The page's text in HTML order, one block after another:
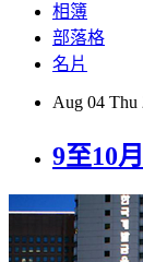
相簿
部落格
名片
Aug 04 Thu
9至10